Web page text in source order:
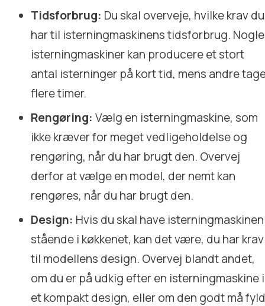
Tidsforbrug: Du skal overveje, hvilke krav du
har til isterningmaskinens tidsforbrug. Nogle
isterningmaskiner kan producere et stort
antal isterninger på kort tid, mens andre
flere timer.
Rengøring:Vælg en isterningmaskine, som
ikke kræver for meget vedligeholdelse og
rengøring, når du har brugt den. Overvej
derfor at vælge en model, der nemt kan
rengøres, når du har brugt den.
Design: Hvis du skal have isterningmaskinen
stående i køkkenet, kan det være, du har krav
til modellens design. Overvej blandt andet,
om du er på udkig efter en isterningmaskine i
et kompakt design, eller om den godt må